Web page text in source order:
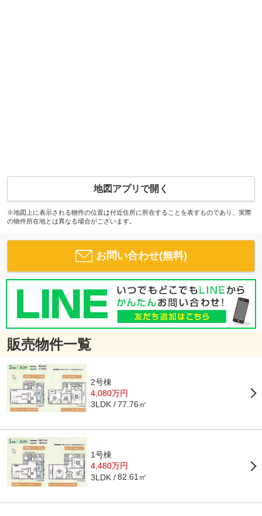
地図アプリで開く
※地図上に表示される物件の位置は付近住所に所在することを表すものであり、実際
の物件所在地とは異なる場合がございます。
お問い合わせ(無料)
販売物件一覧
2号棟
4,080万円
3LDK 77.76㎡
1号棟
4,480万円
3LDK 82.61㎡